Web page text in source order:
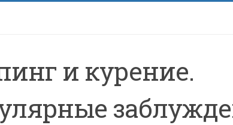
и курение.